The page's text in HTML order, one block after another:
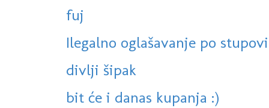
fuj
Ilegalno oglašavanje po
divlji šipak
bit će i danas kupanja :)